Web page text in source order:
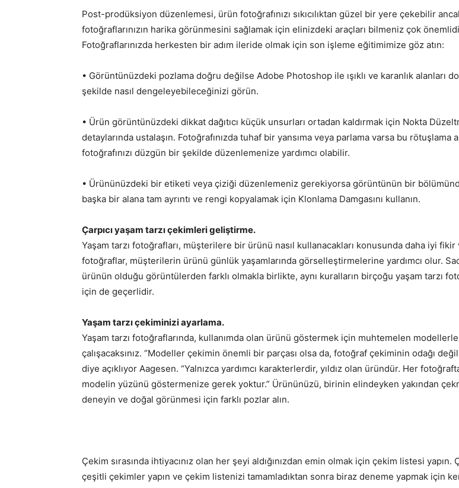
Post-prodüksiyon düzenlemesi, ürün fotoğrafınızı sıkıcılıktan güzel bir yere çekebilir
fotoğraflarınızın harika görünmesini sağlamak için elinizdeki araçları bilmeniz çok
Fotoğraflarınızda herkesten bir adım ileride olmak için son işleme eğitimimize göz atın:
• Görüntünüzdeki pozlama doğru değilse Adobe Photoshop ile ışıklı ve karanlık alanları
şekilde nasıl dengeleyebileceğinizi görün.
• Ürün görüntünüzdeki dikkat dağıtıcı küçük unsurları ortadan kaldırmak için Nokta
detaylarında ustalaşın. Fotoğrafınızda tuhaf bir yansıma veya parlama varsa bu rötuşlama
fotoğrafınızı düzgün bir şekilde düzenlemenize yardımcı olabilir.
• Ürününüzdeki bir etiketi veya çiziği düzenlemeniz gerekiyorsa görüntünün bir
başka bir alana tam ayrıntı ve rengi kopyalamak için Klonlama Damgasını kullanın.
Çarpıcı yaşam tarzı çekimleri geliştirme.
Yaşam tarzı fotoğrafları, müşterilere bir ürünü nasıl kullanacakları konusunda daha iyi fikir
fotoğraflar, müşterilerin ürünü günlük yaşamlarında görselleştirmelerine yardımcı olur.
ürünün olduğu görüntülerden farklı olmakla birlikte, aynı kuralların birçoğu yaşam tarzı
için de geçerlidir.
Yaşam tarzı çekiminizi ayarlama.
Yaşam tarzı fotoğraflarında, kullanımda olan ürünü göstermek için muhtemelen modellerle
çalışacaksınız. “Modeller çekimin önemli bir parçası olsa da, fotoğraf çekiminin odağı
diye açıklıyor Aagesen. “Yalnızca yardımcı karakterlerdir, yıldız olan üründür. Her
modelin yüzünü göstermenize gerek yoktur.” Ürününüzü, birinin elindeyken yakından
deneyin ve doğal görünmesi için farklı pozlar alın.
Çekim sırasında ihtiyacınız olan her şeyi aldığınızdan emin olmak için çekim listesi yapın.
çeşitli çekimler yapın ve çekim listenizi tamamladıktan sonra biraz deneme yapmak için